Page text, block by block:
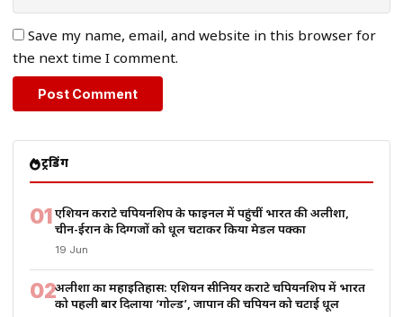
Save my name, email, and website in this browser for
the next time I comment.
ट्रेंडिंग
01एशियन कराटे चैंपियनशिप के फाइनल में पहुंचीं भारत की अलीशा,
चीन-ईरान के दिग्गजों को धूल चटाकर किया मेडल पक्का
19 Jun
02अलीशा का महाइतिहास: एशियन सीनियर कराटे चैंपियनशिप में भारत
को पहली बार दिलाया ‘गोल्ड’, जापान की चैंपियन को चटाई धूल